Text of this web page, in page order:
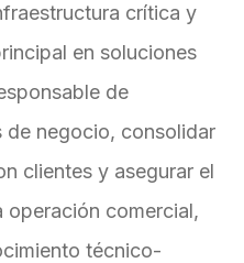
crítica y
en soluciones
de
de negocio, consolidar
clientes y asegurar el
operación comercial,
técnico-